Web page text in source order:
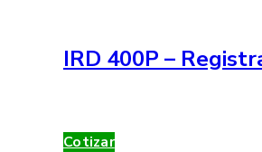
IRD 400P –
Cotizar